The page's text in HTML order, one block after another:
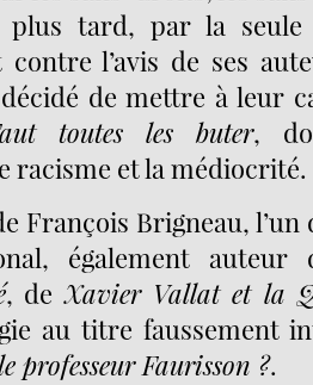
plus tard, par la
l’avis de ses
de mettre à leur
toutes les buter,
racisme et la médiocrité.
François Brigneau,
également
, deXavier Vallat et la
au titre faussement
professeur Faurisson ?.